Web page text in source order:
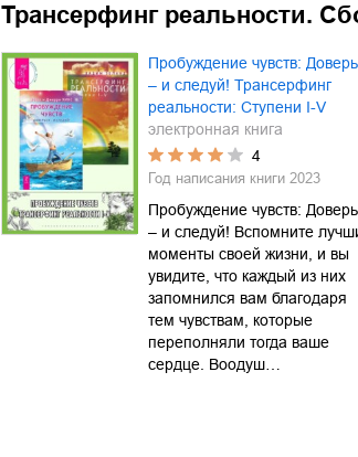
Трансерфинг реальности.
Пробуждение чувств:
– и следуй! Трансерфинг
реальности: Ступени I-V
электронная книга
4
Год написания книги 2023
Пробуждение чувств:
– и следуй! Вспомните
моменты своей жизни, и вы
увидите, что каждый из них
запомнился вам благодаря
тем чувствам, которые
переполняли тогда ваше
сердце. Воодуш…